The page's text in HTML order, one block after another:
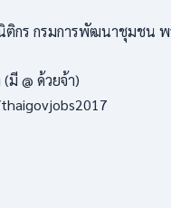
กร กรมการพัฒนาชุมชน พ
มี @ ด้วยจ้า)